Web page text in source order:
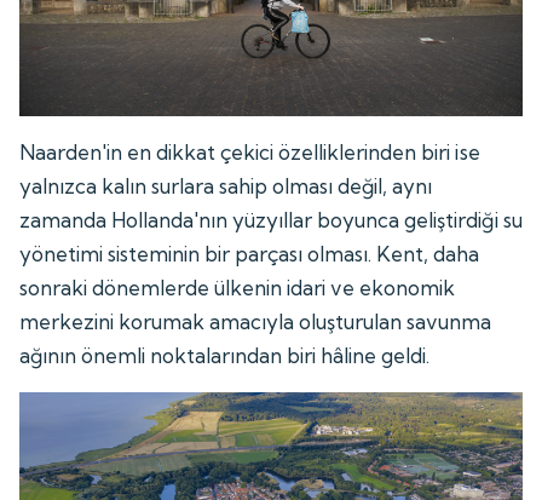
Naarden'in en dikkat çekici özelliklerinden biri ise
yalnızca kalın surlara sahip olması değil, aynı
zamanda Hollanda'nın yüzyıllar boyunca geliştirdiği su
yönetimi sisteminin bir parçası olması. Kent, daha
sonraki dönemlerde ülkenin idari ve ekonomik
merkezini korumak amacıyla oluşturulan savunma
ağının önemli noktalarından biri hâline geldi.